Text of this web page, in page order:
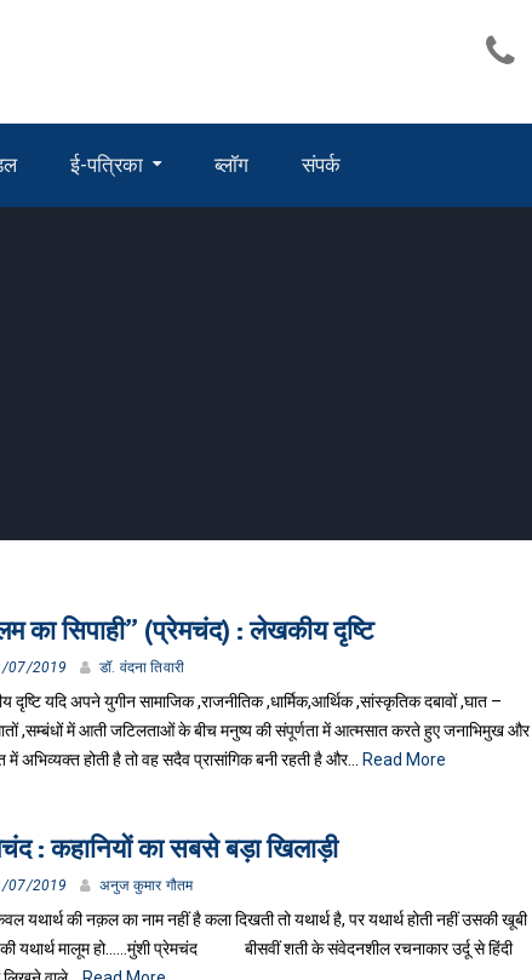
ई-पत्रिका ब्लॉग संपर्क
का सिपाही” (प्रेमचंद) : लेखकीय दृष्टि
07/2019 डॉ. वंदना तिवारी
दृष्टि यदि अपने युगीन सामाजिक ,राजनीतिक ,धार्मिक,आर्थिक ,सांस्कृतिक दबावों ,घात –
,सम्बंधों में आती जटिलताओं के बीच मनुष्य की संपूर्णता में आत्मसात करते हुए जनाभिमुख और
में अभिव्यक्त होती है तो वह सदैव प्रासांगिक बनी रहती है और…
Read More
: कहानियों का सबसे बड़ा खिलाड़ी
07/2019 अनुज कुमार गौतम
यथार्थ की नक़ल का नाम नहीं है कला दिखती तो यथार्थ है, पर यथार्थ होती नहीं उसकी खूबी
की यथार्थ मालूम हो……मुंशी प्रेमचंद बीसवीं शती के संवेदनशील रचनाकार उर्दू से हिंदी